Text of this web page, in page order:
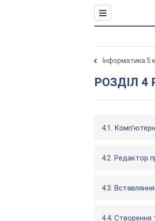
Інформатика 5
РОЗДІЛ
4.1.
4.2. Редактор
4.3.
4.4. Створення